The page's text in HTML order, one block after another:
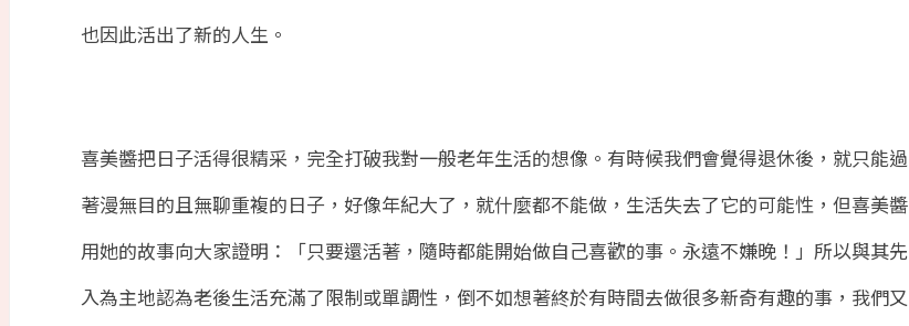
也因此活出了新的人生。
喜美醬把日子活得很精采，完全打破我對一般老年生活的想像。有時候我們會覺得退休後，就只能過
著漫無目的且無聊重複的日子，好像年紀大了，就什麼都不能做，生活失去了它的可能性，但喜美醬
用她的故事向大家證明：「只要還活著，隨時都能開始做自己喜歡的事。永遠不嫌晚！」所以與其先
入為主地認為老後生活充滿了限制或單調性，倒不如想著終於有時間去做很多新奇有趣的事，我們又